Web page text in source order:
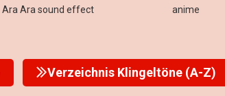
Ara Ara sound effect anime
Verzeichnis Klingeltöne (A-Z)